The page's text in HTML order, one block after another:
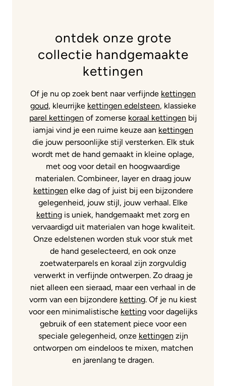
ontdek onze grote
collectie handgemaakte
kettingen
Of je nu op zoek bent naar verfijnde kettingen
goud, kleurrijke kettingen edelsteen, klassieke
parel kettingen of zomerse koraal kettingen bij
iamjai vind je een ruime keuze aan kettingen
die jouw persoonlijke stijl versterken. Elk stuk
wordt met de hand gemaakt in kleine oplage,
met oog voor detail en hoogwaardige
materialen. Combineer, layer en draag jouw
kettingen elke dag of juist bij een bijzondere
gelegenheid, jouw stijl, jouw verhaal. Elke
ketting is uniek, handgemaakt met zorg en
vervaardigd uit materialen van hoge kwaliteit.
Onze edelstenen worden stuk voor stuk met
de hand geselecteerd, en ook onze
zoetwaterparels en koraal zijn zorgvuldig
verwerkt in verfijnde ontwerpen. Zo draag je
niet alleen een sieraad, maar een verhaal in de
vorm van een bijzondere ketting. Of je nu kiest
voor een minimalistische ketting voor dagelijks
gebruik of een statement piece voor een
speciale gelegenheid, onze kettingen zijn
ontworpen om eindeloos te mixen, matchen
en jarenlang te dragen.